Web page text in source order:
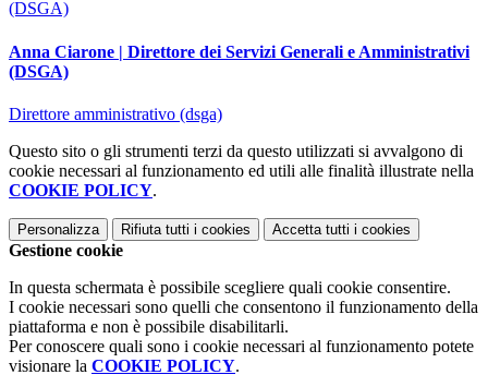
Anna Ciarone | Direttore dei Servizi Generali e Amministrativi
(DSGA)
Direttore amministrativo (dsga)
Questo sito o gli strumenti terzi da questo utilizzati si avvalgono di
cookie necessari al funzionamento ed utili alle finalità illustrate nella
COOKIE POLICY.
Personalizza Rifiuta tutti i cookies Accetta tutti i cookies
Gestione cookie
In questa schermata è possibile scegliere quali cookie consentire.
I cookie necessari sono quelli che consentono il funzionamento della
piattaforma e non è possibile disabilitarli.
Per conoscere quali sono i cookie necessari al funzionamento potete
visionare la COOKIE POLICY.